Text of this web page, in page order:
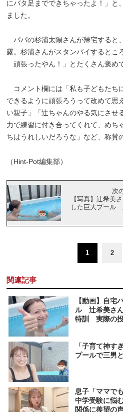
にバタ足までできちゃったよ！」と
ました。
パパの杉浦太陽さんが帰宅すると
露。杉浦さんがスタンバイするとこ
頑張ったやん！」とたくさん褒め
コメント欄には「私も子どもたち
できるように頑張ろうって改めて思
い親子」「辻ちゃんのやる気にさせ
力で練習に付き合ってくれて、めち
ちはうれしいだろうな」など、称賛
（Hint-Pot編集部）
次
【写真】辻希美
した巨大プール
1 2
関連記事
【動画】自宅
ル 辻希美さ
特訓 実際の
「子育て神
プールで三男
息子「ママで
中学受験に悩
関係に羨望の